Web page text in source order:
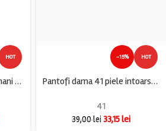
HOT
Pantofi barbati Bruno Banani 45 piele , negru
-15% HOT
Pantofi dama 41 piele intoarsa , negru
41
39,00lei33,15lei